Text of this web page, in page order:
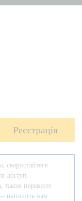
Реєстрація
скористайтеся
доступ.
також перевiрте
— напишіть нам